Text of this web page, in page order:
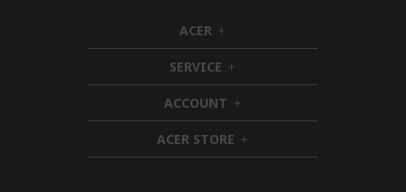
ACER h
i
d
d
e
n
SERVICE h
i
d
d
e
n
ACCOUNT h
i
d
d
ACER STORE h
i